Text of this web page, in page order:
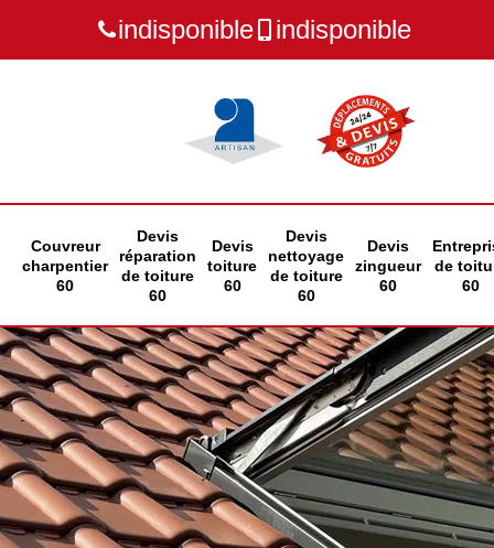
indisponible indisponible
Couvreur
charpentier
60
Devis
réparation
de toiture
60
Devis
toiture
60
Devis
nettoyage
de toiture
60
Devis
zingueur
60
de
60